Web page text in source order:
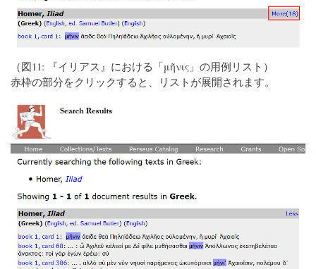
（図11: 『イリアス』における「μῆνις」の用例リスト）
赤枠の部分をクリックすると、リストが展開されます。